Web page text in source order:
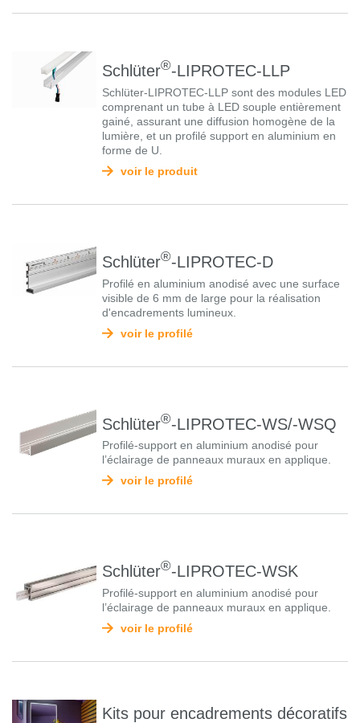
Schlüter®-LIPROTEC-LLP
Schlüter-LIPROTEC-LLP sont des modules LED
comprenant un tube à LED souple entièrement
gainé, assurant une diffusion homogène de la
lumière, et un profilé support en aluminium en
forme de U.
voir le produit
Schlüter®-LIPROTEC-D
Profilé en aluminium anodisé avec une surface
visible de 6 mm de large pour la réalisation
d'encadrements lumineux.
voir le profilé
Schlüter®-LIPROTEC-WS/-WSQ
Profilé-support en aluminium anodisé pour
l’éclairage de panneaux muraux en applique.
voir le profilé
Schlüter®-LIPROTEC-WSK
Profilé-support en aluminium anodisé pour
l’éclairage de panneaux muraux en applique.
voir le profilé
Kits pour encadrements décoratifs